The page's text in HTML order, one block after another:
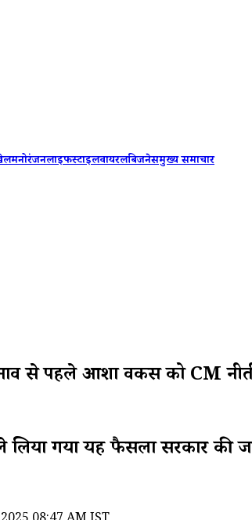
मनोरंजनलाइफस्टाइलवायरलबिजनेसमुख्य समाचार
पहले आशा वर्कर्स को CM
लिया गया यह फैसला सरकार